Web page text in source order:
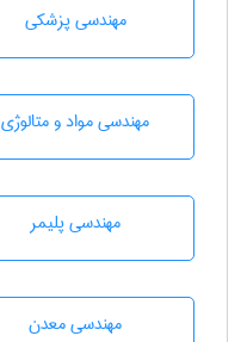
مهندسی پزشکی
مهندسی مواد و متالوژی
مهندسی پليمر
مهندسی معدن